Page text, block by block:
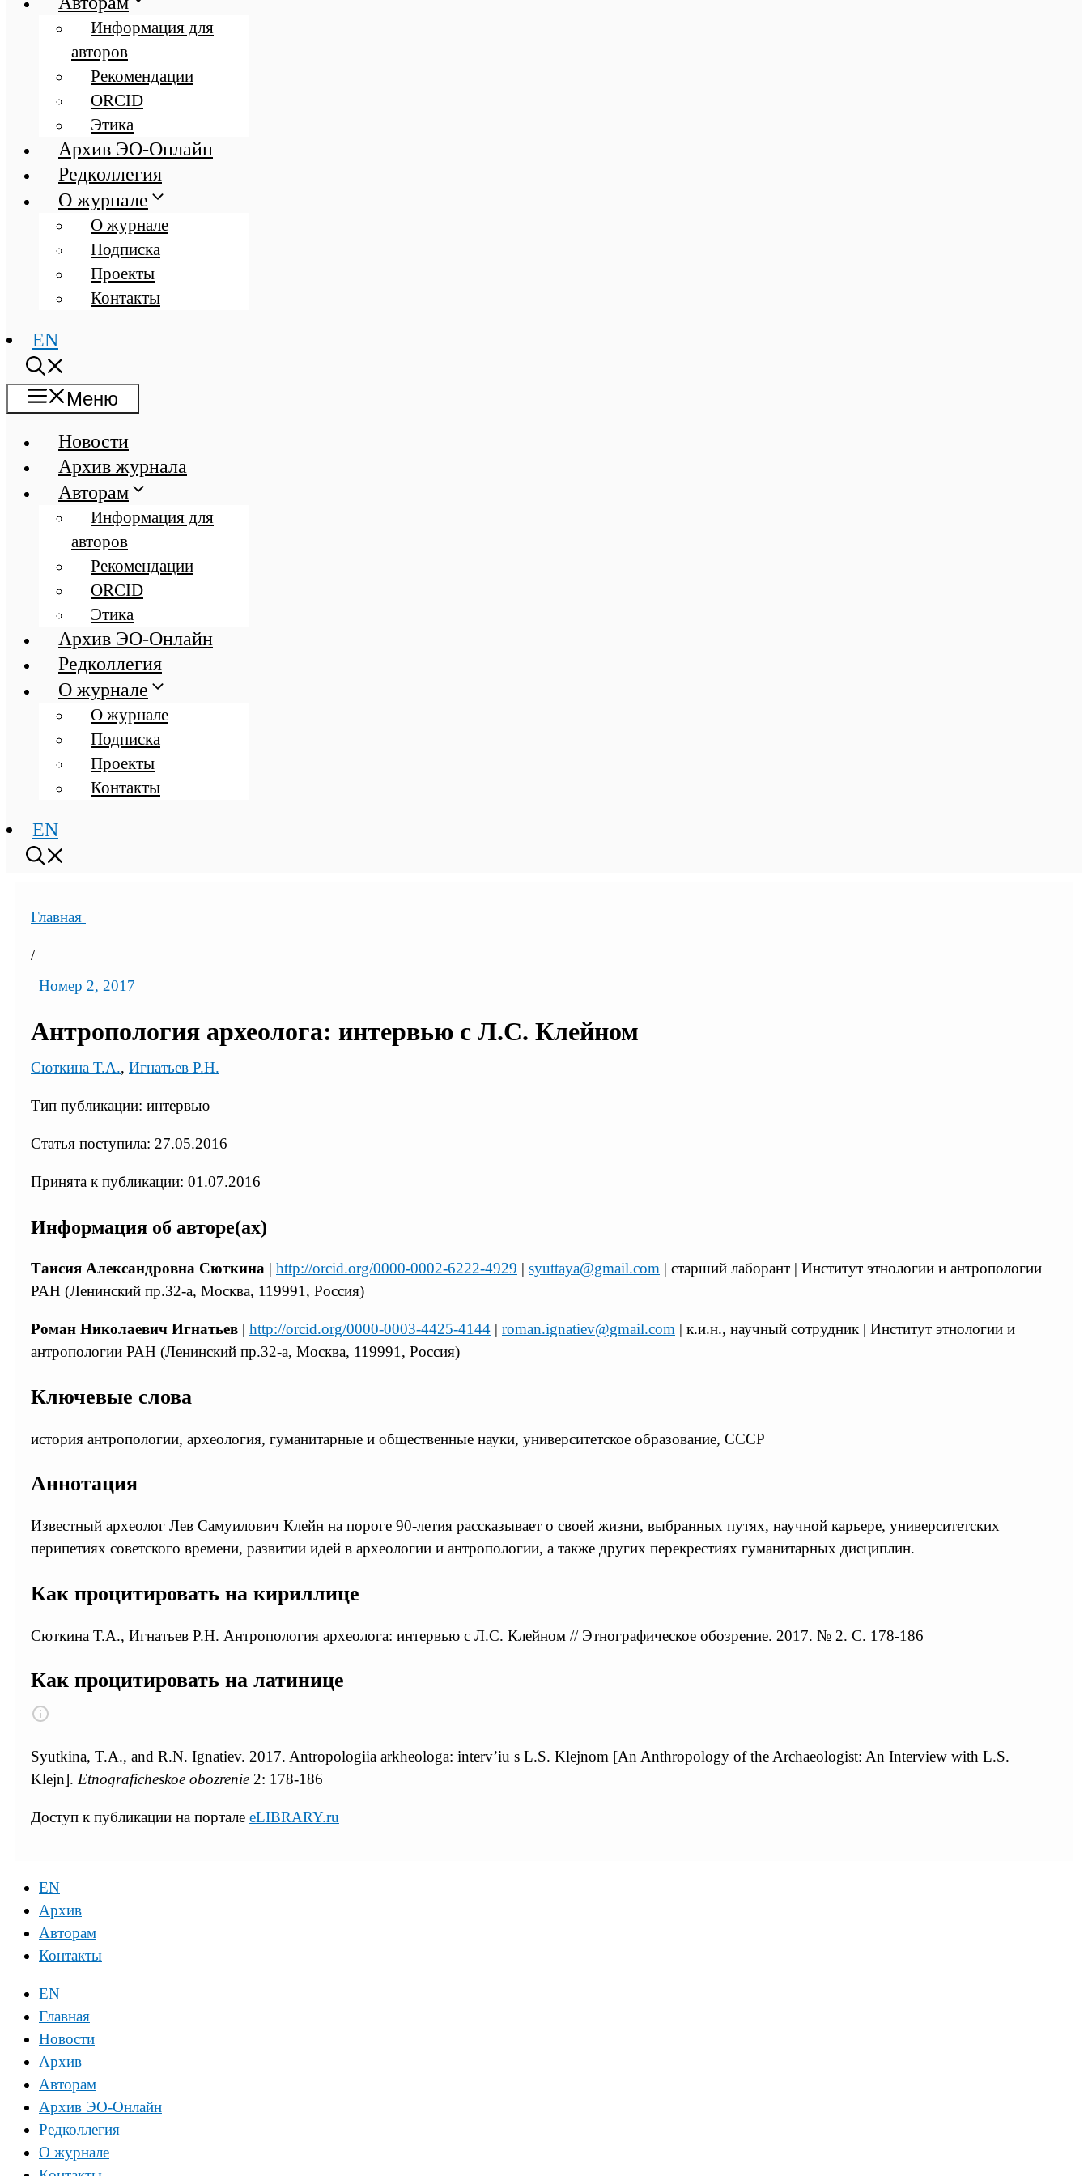
Информация для
авторов
Рекомендации
ORCID
Этика
Архив ЭО-Онлайн
Редколлегия
О журнале
О журнале
Подписка
Проекты
Контакты
EN
Меню
Новости
Архив журнала
Авторам
Информация для
авторов
Рекомендации
ORCID
Этика
Архив ЭО-Онлайн
Редколлегия
О журнале
О журнале
Подписка
Проекты
Контакты
EN
Главная
/
Номер 2, 2017
Антропология археолога: интервью с Л.С. Клейном
Сюткина Т.А., Игнатьев Р.Н.
Тип публикации: интервью
Статья поступила: 27.05.2016
Принята к публикации: 01.07.2016
Информация об авторе(ах)
Таисия Александровна Сюткина | http://orcid.org/0000-0002-6222-4929 | syuttaya@gmail.com | старший лаборант | Институт этнологии и антропологии
РАН (Ленинский пр.32-а, Москва, 119991, Россия)
Роман Николаевич Игнатьев | http://orcid.org/0000-0003-4425-4144 | roman.ignatiev@gmail.com | к.и.н., научный сотрудник | Институт этнологии и
антропологии РАН (Ленинский пр.32-а, Москва, 119991, Россия)
Ключевые слова
история антропологии, археология, гуманитарные и общественные науки, университетское образование, СССР
Аннотация
Известный археолог Лев Самуилович Клейн на пороге 90-летия рассказывает о своей жизни, выбранных путях, научной карьере, университетских
перипетиях советского времени, развитии идей в археологии и антропологии, а также других перекрестиях гуманитарных дисциплин.
Как процитировать на кириллице
Сюткина Т.А., Игнатьев Р.Н. Антропология археолога: интервью с Л.С. Клейном // Этнографическое обозрение. 2017. № 2. С. 178-186
Как процитировать на латинице
Syutkina, T.A., and R.N. Ignatiev. 2017. Antropologiia arkheologa: interv’iu s L.S. Klejnom [An Anthropology of the Archaeologist: An Interview with L.S.
Klejn]. Etnograficheskoe obozrenie 2: 178-186
Доступ к публикации на портале eLIBRARY.ru
EN
Архив
Авторам
Контакты
EN
Главная
Новости
Архив
Авторам
Архив ЭО-Онлайн
Редколлегия
О журнале